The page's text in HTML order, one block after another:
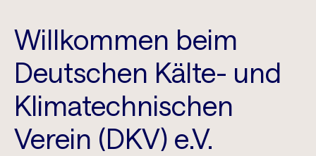
Willkommen beim
Deutschen Kälte- und
Klimatechnischen
Verein (DKV) e.V.